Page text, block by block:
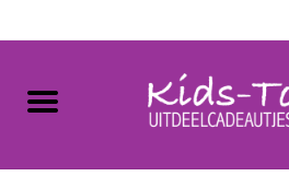
Home
Gevulde capsules & mixen